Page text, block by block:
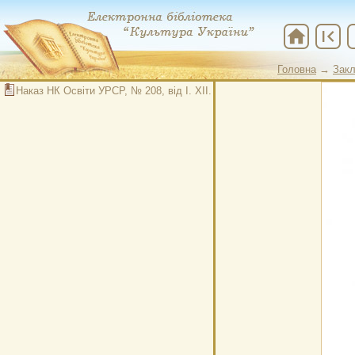
Головна →
home first_page
Наказ НК Освіти УРСР, № 208, від І. XII. 1933 р.